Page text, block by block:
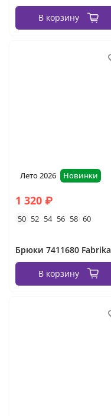
В корзину
Лето 2026 Новинки
1 320 ₽
50 52 54 56 58 60
Брюки 7411680 Fabrika
В корзину